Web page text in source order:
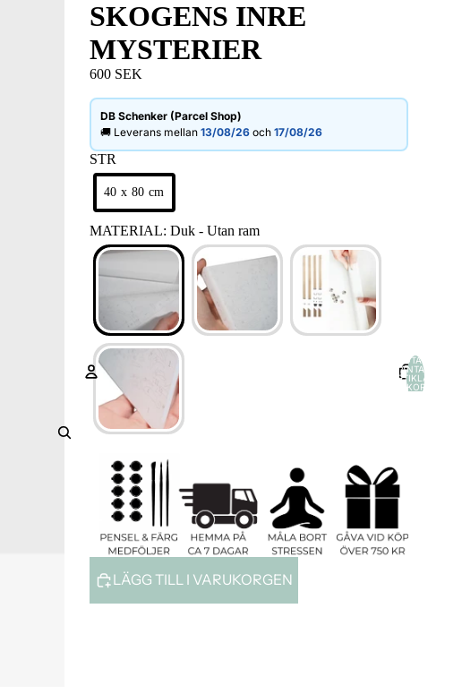
Konto
ANDRA INLOGGNINGSALTERNATIV
Ordrar
Profil
TOTALT
ANTAL
ARTIKLAR I
VARUKORGEN:
SKOGENS INRE
MYSTERIER
600 SEK
DB Schenker (Parcel Shop)
🚚 Leverans mellan 13/08/26 och 17/08/26
STR
40 x 80 cm
MATERIAL: Duk - Utan ram
LÄGG TILL I VARUKORGEN